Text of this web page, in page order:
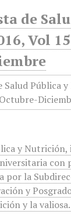
de
Vol
y
con
por la
y
y la